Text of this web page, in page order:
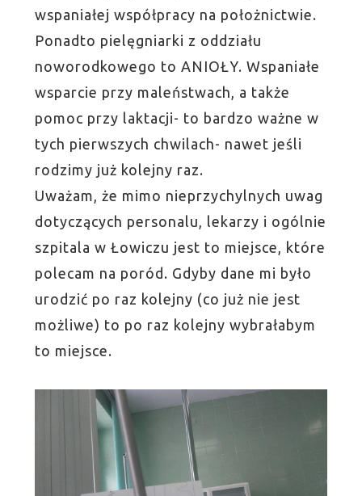
wspaniałej współpracy na położnictwie.
Ponadto pielęgniarki z oddziału
noworodkowego to ANIOŁY. Wspaniałe
wsparcie przy maleństwach, a także
pomoc przy laktacji- to bardzo ważne w
tych pierwszych chwilach- nawet jeśli
rodzimy już kolejny raz.
Uważam, że mimo nieprzychylnych uwag
dotyczących personalu, lekarzy i ogólnie
szpitala w Łowiczu jest to miejsce, które
polecam na poród. Gdyby dane mi było
urodzić po raz kolejny (co już nie jest
możliwe) to po raz kolejny wybrałabym
to miejsce.